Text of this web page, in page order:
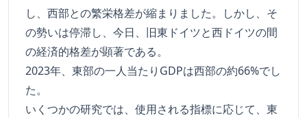
し、西部との繁栄格差が縮まりました。しかし、そ
の勢いは停滞し、今日、旧東ドイツと西ドイツの間
の経済的格差が顕著である。
2023年、東部の一人当たりGDPは西部の約66%でし
た。
いくつかの研究では、使用される指標に応じて、東